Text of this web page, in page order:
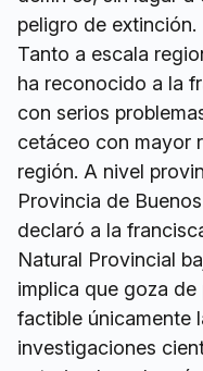
peligro de extinción.
Tanto a escala
ha reconocido a la
con serios
cetáceo con mayor
región. A nivel
Provincia de
declaró a la
Natural Provincial
implica que goza
factible únicamente
investigaciones